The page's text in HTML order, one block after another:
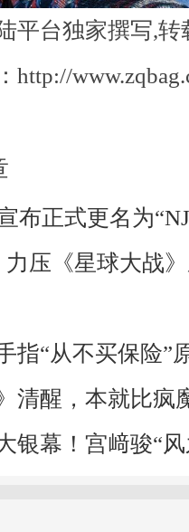
平台独家撰写,转
http://
布正式更名为
力压《星球大战
指“从不买保险”
清醒，本就比
银幕！宫﨑骏“